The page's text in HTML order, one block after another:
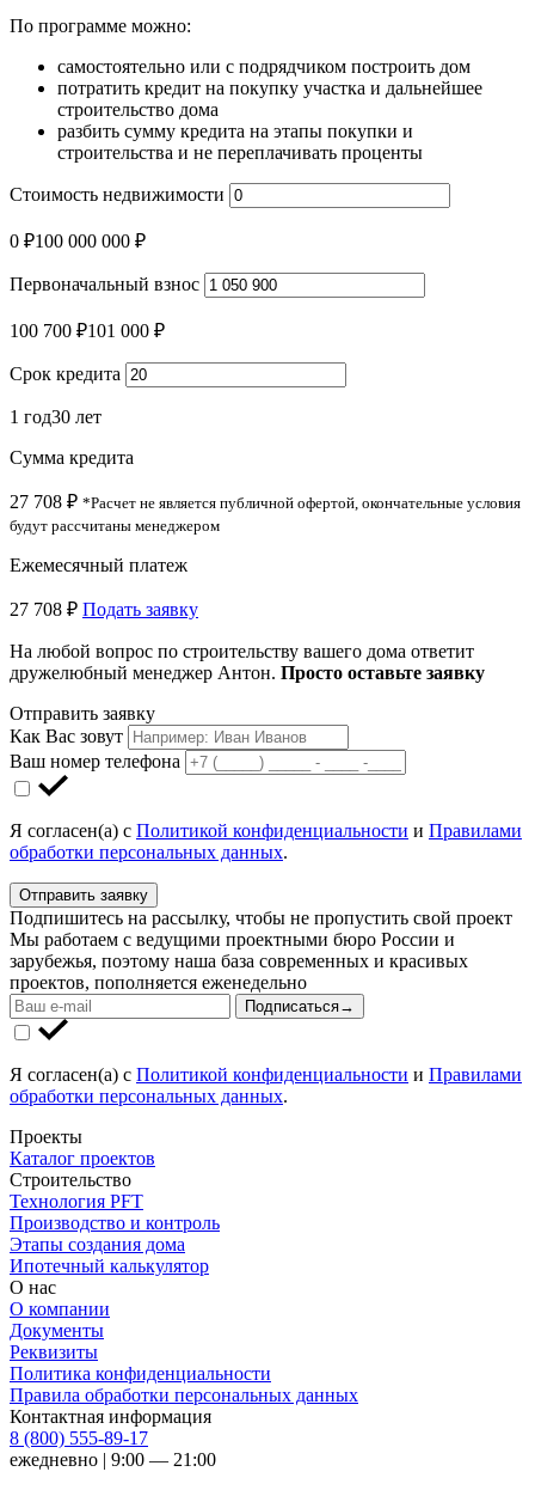
По программе можно:
самостоятельно или с подрядчиком построить дом
потратить кредит на покупку участка и дальнейшее
строительство дома
разбить сумму кредита на этапы покупки и
строительства и не переплачивать проценты
Стоимость недвижимости
0 ₽100 000 000 ₽
Первоначальный взнос
100 700 ₽101 000 ₽
Срок кредита
1 год30 лет
Сумма кредита
27 708 ₽ *Расчет не является публичной офертой, окончательные условия
будут рассчитаны менеджером
Ежемесячный платеж
27 708 ₽ Подать заявку
На любой вопрос по строительству вашего дома ответит
дружелюбный менеджер Антон. Просто оставьте заявку
Отправить заявку
Как Вас зовут
Ваш номер телефона
Я согласен(а) с Политикой конфиденциальности и Правилами
обработки персональных данных.
Отправить заявку
Подпишитесь на рассылку, чтобы не пропустить свой проект
Мы работаем с ведущими проектными бюро России и
зарубежья, поэтому наша база современных и красивых
проектов, пополняется еженедельно
Подписаться→
Я согласен(а) с Политикой конфиденциальности и Правилами
обработки персональных данных.
Проекты
Каталог проектов
Строительство
Технология PFT
Производство и контроль
Этапы создания дома
Ипотечный калькулятор
О нас
О компании
Документы
Реквизиты
Политика конфиденциальности
Правила обработки персональных данных
Контактная информация
8 (800) 555-89-17
ежедневно | 9:00 — 21:00